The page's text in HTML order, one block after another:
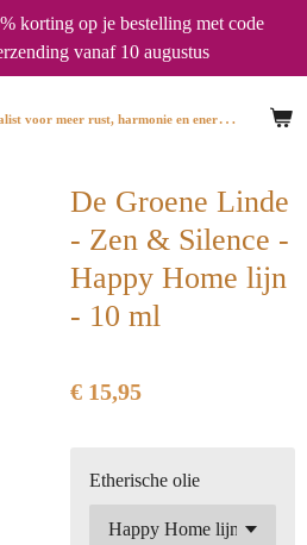
F
eng Shui specialist voor meer rust, harmonie en energie in huis.
korting op je bestelling met code
vanaf 10 augustus
De Groene Linde
- Zen & Silence -
Happy Home lijn
- 10 ml
€ 15,95
Etherische olie